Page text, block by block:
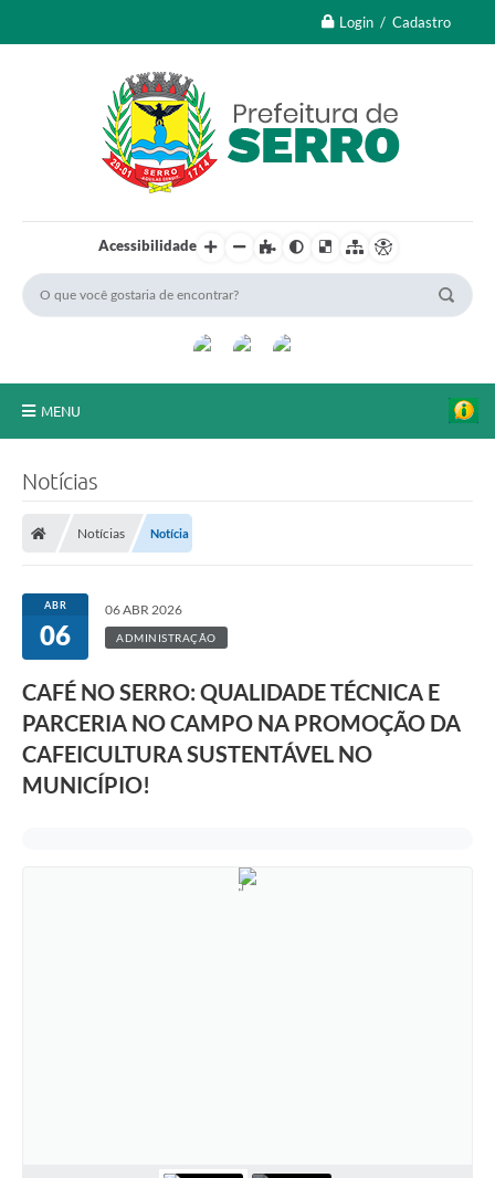
Login / Cadastro
Acessibilidade
MENU
Transparência Pública
Processo Seletivo/Concurso Público
Taxas de Inscrição/Guia de Arrecadação / Tributos
Online
Plano Diretor Participativo de Serro/MG
Planejamento e Orçamento Público: PPA - LOA -
LDO
Licitações
Notícias
Notícias Notícia
ABR
06
06 ABR 2026
ADMINISTRAÇÃO
CAFÉ NO SERRO: QUALIDADE TÉCNICA E
PARCERIA NO CAMPO NA PROMOÇÃO DA
CAFEICULTURA SUSTENTÁVEL NO
MUNICÍPIO!